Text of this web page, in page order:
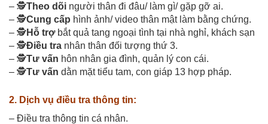
– 🕵️Theo dõi người thân đi đâu/ làm gì/ gặp gỡ ai.
– 🕵️Cung cấp hình ảnh/ video thân mật làm bằng chứng.
– 🕵️Hỗ trợbắt quả tang ngoại tình tại nhà nghỉ, khách sạn
– 🕵️Điều tra nhân thân đối tượng thứ 3.
– 🕵️Tư vấn hôn nhân gia đình, quản lý con cái.
– 🕵️Tư vấn dằn mặt tiểu tam, con giáp 13 hợp pháp.
2. Dịch vụ điều tra thông tin:
– Điều tra thông tin cá nhân.